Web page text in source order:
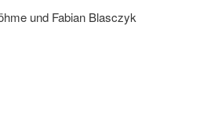
und Fabian Blasczyk